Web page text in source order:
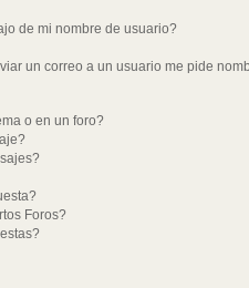
de mi nombre de usuario?
un correo a un usuario me pide
o en un foro?
Foros?